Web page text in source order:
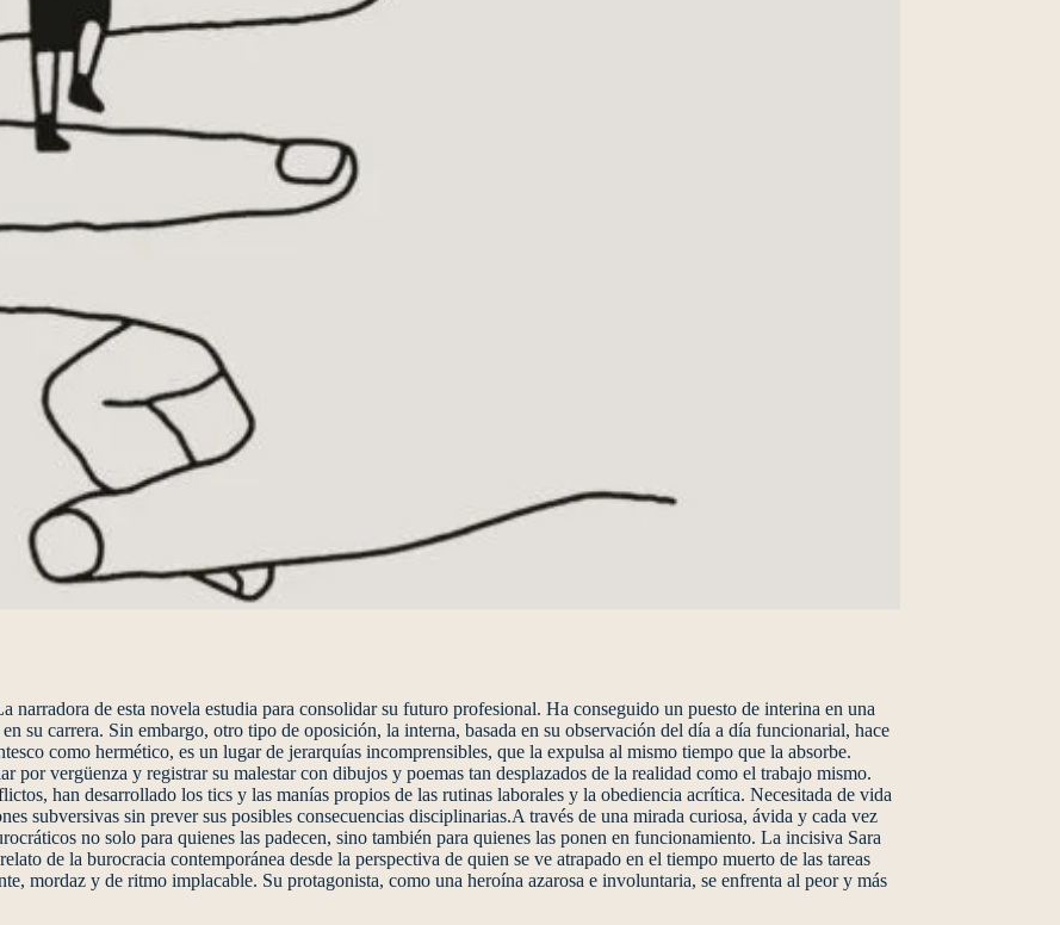
narradora de esta novela estudia para consolidar su futuro profesional. Ha conseguido un puesto de interina en una
su carrera. Sin embargo, otro tipo de oposición, la interna, basada en su observación del día a día funcionarial, hace
como hermético, es un lugar de jerarquías incomprensibles, que la expulsa al mismo tiempo que la absorbe.
vergüenza y registrar su malestar con dibujos y poemas tan desplazados de la realidad como el trabajo mismo.
han desarrollado los tics y las manías propios de las rutinas laborales y la obediencia acrítica. Necesitada de vida
subversivas sin prever sus posibles consecuencias disciplinarias.A través de una mirada curiosa, ávida y cada vez
no solo para quienes las padecen, sino también para quienes las ponen en funcionamiento. La incisiva Sara
de la burocracia contemporánea desde la perspectiva de quien se ve atrapado en el tiempo muerto de las tareas
mordaz y de ritmo implacable. Su protagonista, como una heroína azarosa e involuntaria, se enfrenta al peor y más